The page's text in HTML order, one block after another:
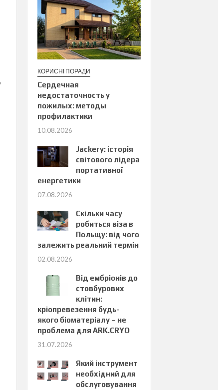
КОРИСНІ ПОРАДИ
Сердечная
недостаточность у
пожилых: методы
профилактики
10.08.2026
Jackery: історія
світового лідера
портативної
енергетики
07.08.2026
Скільки часу
робиться віза в
Польщу: від чого
залежить реальний термін
02.08.2026
Від ембріонів до
стовбурових
клітин:
кріопревезення будь-
якого біоматеріалу – не
проблема для ARK.CRYO
31.07.2026
Який інструмент
необхідний для
обслуговування